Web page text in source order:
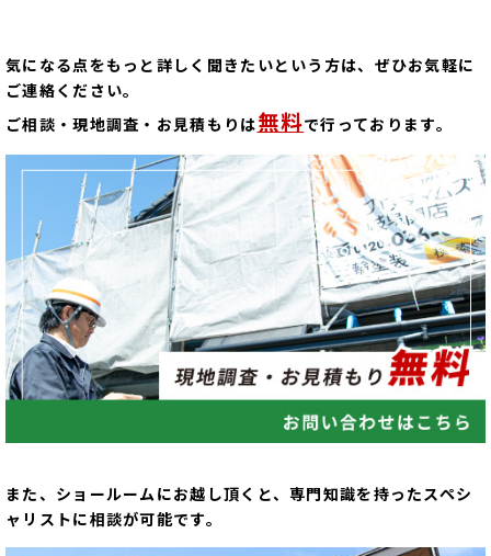
気になる点をもっと詳しく聞きたいという方は、ぜひお気軽に
ご連絡ください。
ご相談・現地調査・お見積もりは無料で行っております。
また、ショールームにお越し頂くと、専門知識を持ったスペシ
ャリストに相談が可能です。